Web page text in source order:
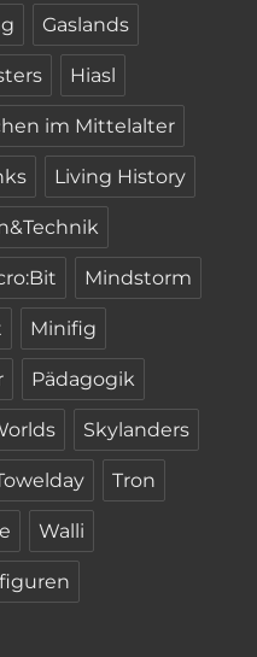
Gaslands
Hiasl
im Mittelalter
Living History
Mindstorm
Minifig
Pädagogik
Skylanders
Tron
Walli